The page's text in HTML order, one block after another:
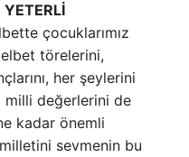
YETERLİ
çocuklarımız
törelerini,
her şeylerini
milli değerlerini de
kadar önemli
sevmenin bu